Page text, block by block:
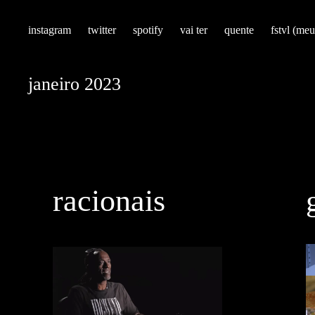
Skip
instagram twitter spotify vai ter quente fstvl
janeiro 2023
racionais